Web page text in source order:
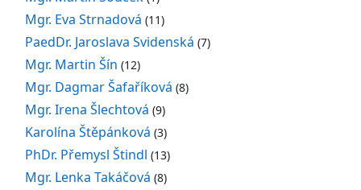
Mgr. Eva Strnadová (11)
PaedDr. Jaroslava Svidenská (7)
Mgr. Martin Šín (12)
Mgr. Dagmar Šafaříková (8)
Mgr. Irena Šlechtová (9)
Karolína Štěpánková (3)
PhDr. Přemysl Štindl (13)
Mgr. Lenka Takáčová (8)